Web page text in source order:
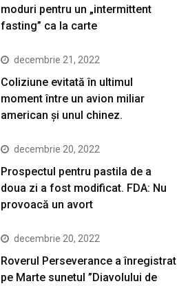
moduri pentru un „intermittent
fasting” ca la carte
decembrie 21, 2022
Coliziune evitată în ultimul
moment între un avion miliar
american şi unul chinez.
decembrie 20, 2022
Prospectul pentru pastila de a
doua zi a fost modificat. FDA: Nu
provoacă un avort
decembrie 20, 2022
Roverul Perseverance a înregistrat
pe Marte sunetul ”Diavolului de